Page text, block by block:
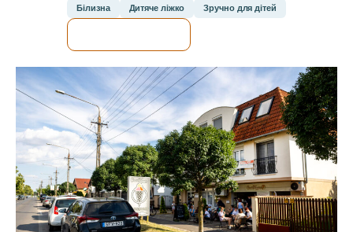
Білизна Дитяче ліжко Зручно для дітей